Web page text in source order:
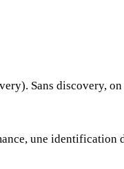
Sans discovery, on
une identification